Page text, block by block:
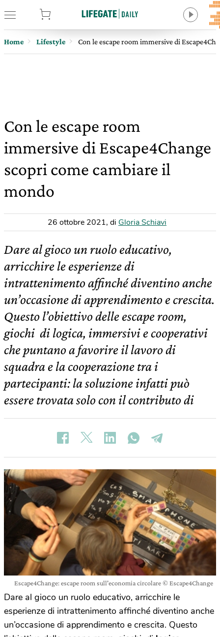
Home Lifestyle Con le escape room immersive di
Con le escape room
immersive di Escape4Change
scopri come cambiare il
mondo
26 ottobre 2021, di Gloria Schiavi
Dare al gioco un ruolo educativo,
arricchire le esperienze di
intrattenimento affinché diventino anche
un’occasione di apprendimento e crescita.
Questo l’obiettivo delle escape room,
giochi di logica, immersivi e cooperativi
che puntano a favorire il lavoro di
squadra e la cooperazione tra i
partecipanti: la soluzione infatti può
essere trovata solo con il contributo di
Escape4Change: escape room sull'economia circolare © Escape4Change
Dare al gioco un ruolo educativo, arricchire le
esperienze di intrattenimento affinché diventino anche
un’occasione di apprendimento e crescita. Questo